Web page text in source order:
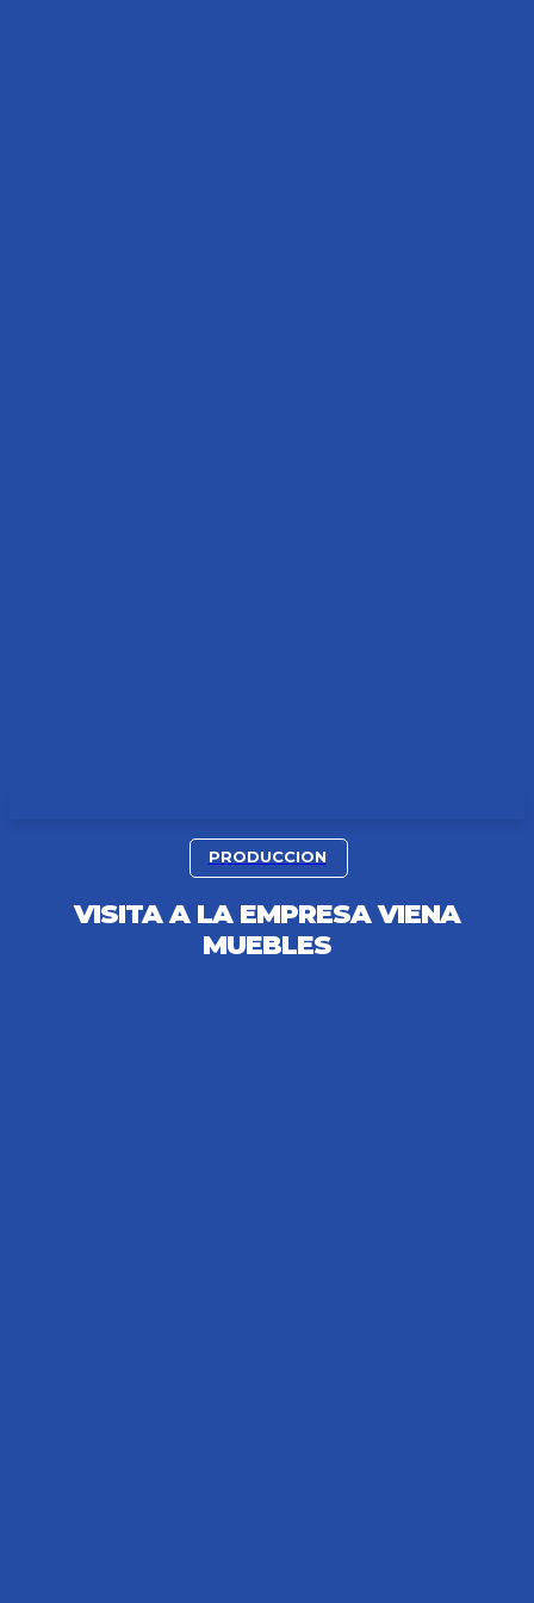
PRODUCCION
VISITA A LA EMPRESA VIENA
MUEBLES